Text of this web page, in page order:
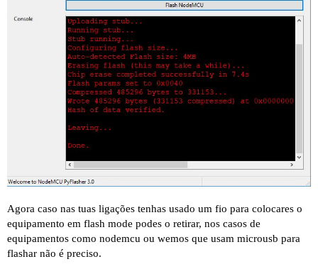
Agora caso nas tuas ligações tenhas usado um fio para colocares o
equipamento em flash mode podes o retirar, nos casos de
equipamentos como nodemcu ou wemos que usam microusb para
flashar não é preciso.